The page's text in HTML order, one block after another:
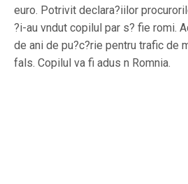
euro. Potrivit declara?iilor
?i-au vndut copilul par s? fie romi.
de ani de pu?c?rie pentru trafic de
fals. Copilul va fi adus n Romnia.